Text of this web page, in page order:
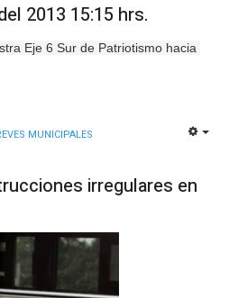
2013 15:15 hrs.
Eje 6 Sur de Patriotismo hacia
MUNICIPALES
irregulares en